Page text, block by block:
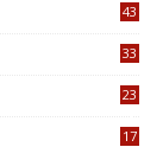
43
33
23
17